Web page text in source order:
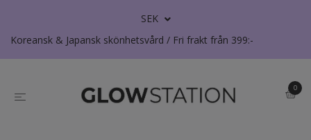
SEK
Koreansk & Japansk skönhetsvård / Fri frakt från 399:-
0